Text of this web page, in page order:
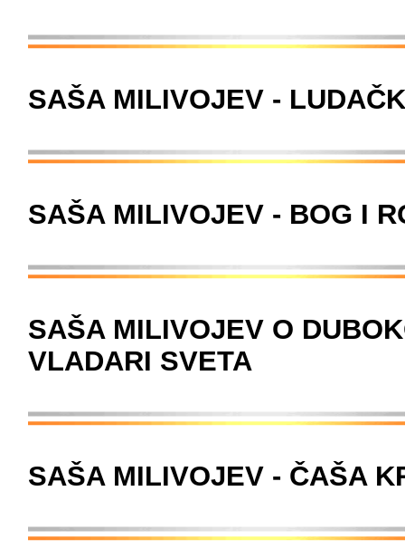
SAŠA MILIVOJEV -
SAŠA MILIVOJEV - BOG I
SAŠA MILIVOJEV O
VLADARI SVETA
SAŠA MILIVOJEV - ČAŠA